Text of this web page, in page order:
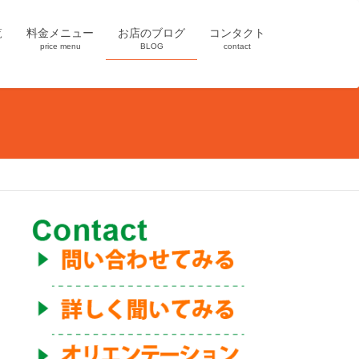
料金メニュー
price menu
お店のブログ
BLOG
コンタクト
contact